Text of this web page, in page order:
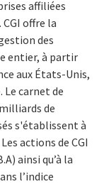
affiliées
offre la
des
entier, à partir
aux États-Unis,
Le carnet de
de
s'établissent à
actions de CGI
ainsi qu’à la
l’indice